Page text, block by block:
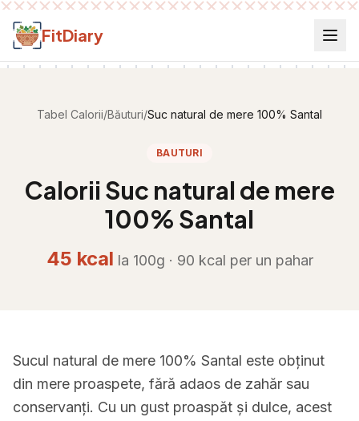
Salt la conținut
FitDiary
Tabel Calorii/Băuturi/Suc natural de mere 100% Santal
BAUTURI
Calorii Suc natural de mere
100% Santal
45 kcal la 100g · 90 kcal per un pahar
Sucul natural de mere 100% Santal este obținut
din mere proaspete, fără adaos de zahăr sau
conservanți. Cu un gust proaspăt și dulce, acest